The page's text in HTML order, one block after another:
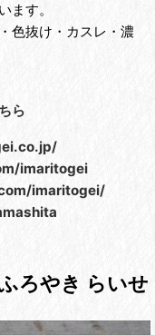
ます。
色抜け・カスレ・濃
ら
imaritogei
imaritogei/
ろやき らいせ